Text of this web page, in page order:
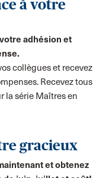
à votre
adhésion et
collègues et recevez
Recevez tous
la série Maîtres en
gracieux
et obtenez